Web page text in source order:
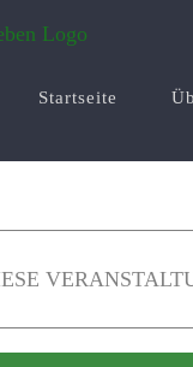
Startseite